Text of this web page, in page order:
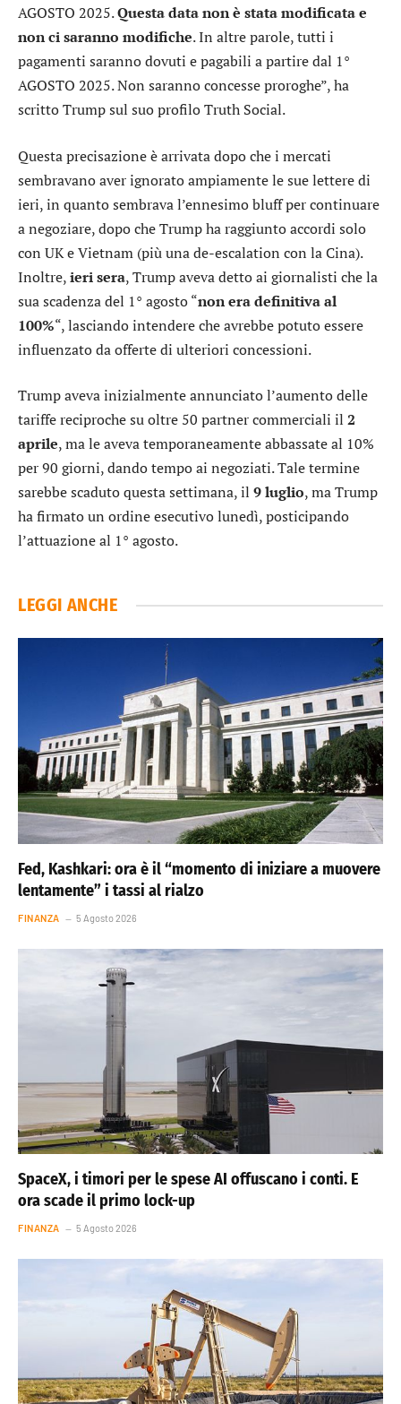
AGOSTO 2025.Questa data non è stata modificata e
non ci saranno modifiche. In altre parole, tutti i
pagamenti saranno dovuti e pagabili a partire dal 1°
AGOSTO 2025. Non saranno concesse proroghe”, ha
scritto Trump sul suo profilo Truth Social.
Questa precisazione è arrivata dopo che i mercati
sembravano aver ignorato ampiamente le sue lettere di
ieri, in quanto sembrava l’ennesimo bluff per continuare
a negoziare, dopo che Trump ha raggiunto accordi solo
con UK e Vietnam (più una de-escalation con la Cina).
Inoltre,ieri sera, Trump aveva detto ai giornalisti che la
sua scadenza del 1° agosto “non era definitiva al
100%“, lasciando intendere che avrebbe potuto essere
influenzato da offerte di ulteriori concessioni.
Trump aveva inizialmente annunciato l’aumento delle
tariffe reciproche su oltre 50 partner commerciali il 2
aprile, ma le aveva temporaneamente abbassate al 10%
per 90 giorni, dando tempo ai negoziati. Tale termine
sarebbe scaduto questa settimana, il 9 luglio, ma Trump
ha firmato un ordine esecutivo lunedì, posticipando
l’attuazione al 1° agosto.
LEGGI ANCHE
Fed, Kashkari: ora è il “momento di iniziare a muovere
lentamente” i tassi al rialzo
FINANZA 5 Agosto 2026
SpaceX, i timori per le spese AI offuscano i conti. E
ora scade il primo lock-up
FINANZA 5 Agosto 2026